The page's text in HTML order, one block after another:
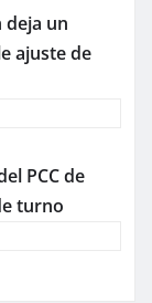
deja un
ajuste de
PCC de
turno